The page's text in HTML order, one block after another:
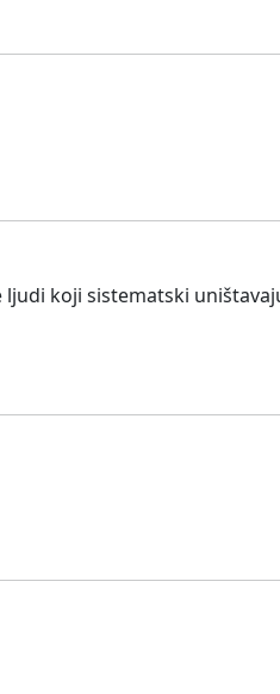
koji sistematski